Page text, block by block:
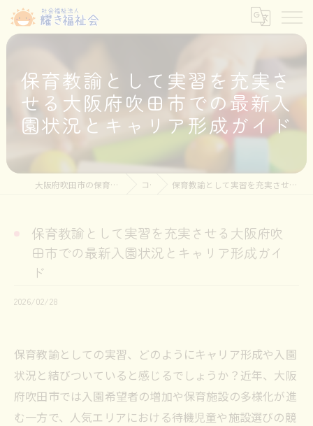
保育教諭として実習を充実さ
せる大阪府吹田市での最新入
園状況とキャリア形成ガイド
大阪府吹田市の保育士の求人なら社会福祉法人耀き福祉会 コラム 保育教諭として実習を充実させる大阪府吹田市での最新入園状況とキャリア形成ガイド
保育教諭として実習を充実させる大阪府吹
田市での最新入園状況とキャリア形成ガイ
ド
2026/02/28
保育教諭としての実習、どのようにキャリア形成や入園
状況と結びついていると感じるでしょうか？近年、大阪
府吹田市では入園希望者の増加や保育施設の多様化が進
む一方で、人気エリアにおける待機児童や施設選びの競